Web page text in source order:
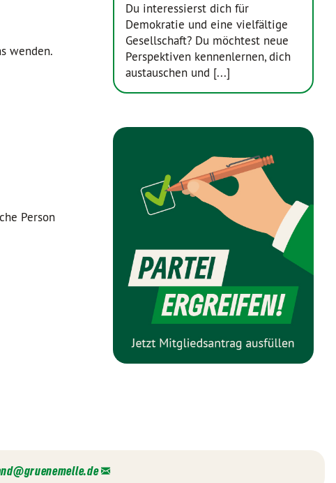
wenden.
Person
Du interessierst dich für
Demokratie und eine vielfältige
Gesellschaft? Du möchtest neue
Perspektiven kennenlernen, dich
austauschen und [...]
gruenemelle.de